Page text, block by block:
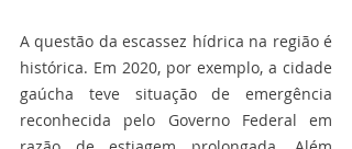
A questão da escassez hídrica na região é
histórica. Em 2020, por exemplo, a cidade
gaúcha teve situação de emergência
reconhecida pelo Governo Federal em